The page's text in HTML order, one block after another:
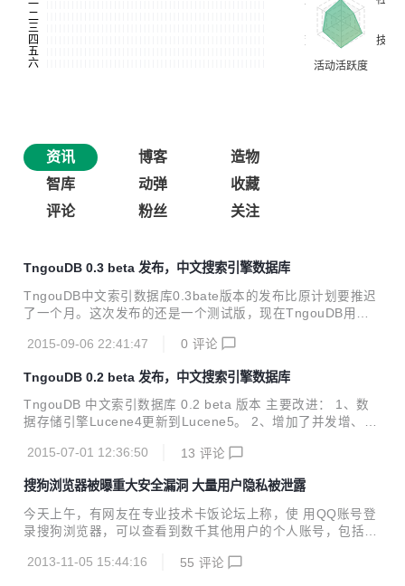
资讯 博客
造物
智库
动弹
收藏
评论
粉丝 关注
TngouDB 0.3 beta 发布，中文搜索引擎数据库
TngouDB中文索引数据库0.3bate版本的发布比原计划要推迟
了一个月。这次发布的还是一个测试版，现在TngouDB用于
B 0.3bate版本的发布比原计划要推迟了一个月。 主要更新：
添加的二级缓存Ehcache。 实现Lucene的并发插入 需要了解
更多的修改记录，请点击 master 参看。 TngouDB中文索引
数据库是天狗网（tngou.net）开发的中文搜索引擎数据库，
量，把TngouDB打...
2015-09-06 22:41:47 0 评论
TngouDB 0.2 beta 发布，中文搜索引擎数据库
TngouDB 中文索引数据库 0.2 beta 版本 主要改进： 1、数
据存储引擎Lucene4更新到Lucene5。 2、增加了并发增、
经关闭链接功能。 需要了解更多的修改记录，请点击 master
的中文搜索引擎数据库，用于天狗农业网的农业搜索引擎。 天
狗希望基于开源的力量，把TngouDB打造成为一个专门的中
文索引NoSQL数据库。 简介 TngouDB是基于JAVA而开发的
etty(通信)等 而...
2015-07-01 12:36:50 13 评论
搜狗浏览器被曝重大安全漏洞 大量用户隐私被泄露
今天上午，有网友在专业技术卡饭论坛上称，使 用QQ账号登
录搜狗浏览器，可以查看到数千其他用户的个人账号，包括Q
以直接进入其他人的支付宝 进行转账购物，或者直接进行支付
2013-11-05 15:44:16 55 评论